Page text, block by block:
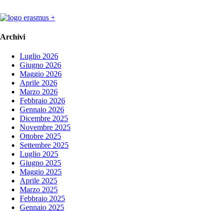
Archivi
Luglio 2026
Giugno 2026
Maggio 2026
Aprile 2026
Marzo 2026
Febbraio 2026
Gennaio 2026
Dicembre 2025
Novembre 2025
Ottobre 2025
Settembre 2025
Luglio 2025
Giugno 2025
Maggio 2025
Aprile 2025
Marzo 2025
Febbraio 2025
Gennaio 2025